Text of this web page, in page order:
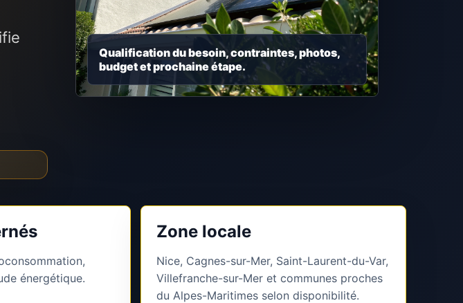
Qualification du besoin, contraintes, photos,
budget et prochaine étape.
énergétique.
Zone locale
Nice, Cagnes-sur-Mer, Saint-Laurent-du-Var,
Villefranche-sur-Mer et communes proches
du Alpes-Maritimes selon disponibilité.